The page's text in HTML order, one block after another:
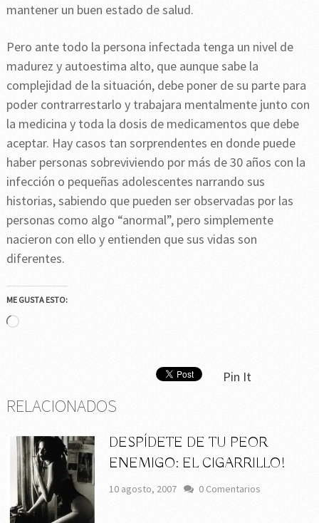
mantener un buen estado de salud.
Pero ante todo la persona infectada tenga un nivel de
madurez y autoestima alto, que aunque sabe la
complejidad de la situación, debe poner de su parte para
poder contrarrestarlo y trabajara mentalmente junto con
la medicina y toda la dosis de medicamentos que debe
aceptar. Hay casos tan sorprendentes en donde puede
haber personas sobreviviendo por más de 30 años con la
infección o pequeñas adolescentes narrando sus
historias, sabiendo que pueden ser observadas por las
personas como algo “anormal”, pero simplemente
nacieron con ello y entienden que sus vidas son
diferentes.
ME GUSTA ESTO:
Cargando...
Pin It
RELACIONADOS
DESPÍDETE DE TU PEOR
ENEMIGO: EL CIGARRILLO!
10 agosto, 2007 0 Comentarios